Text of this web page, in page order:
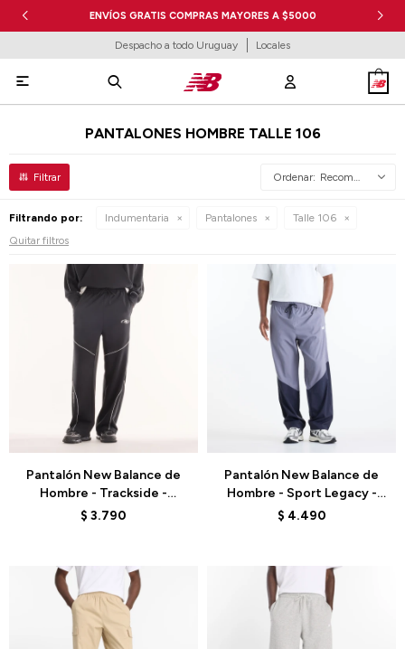
ENVÍOS GRATIS COMPRAS MAYORES A $5000
Despacho a todo Uruguay Locales

PANTALONES HOMBRE TALLE 106
Recomendados
Filtrando por: Indumentaria Pantalones
Talle 106
Quitar filtros
Pantalón New Balance de
Hombre - Trackside -
MB62053FBK - BLACK
$ 3.790
Pantalón New Balance de
Hombre - Sport Legacy -
MB61R010AA9 - PURPLE
$ 4.490